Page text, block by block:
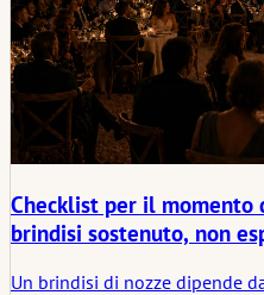
Checklist per il momento
brindisi sostenuto, non
Un brindisi di nozze dipende